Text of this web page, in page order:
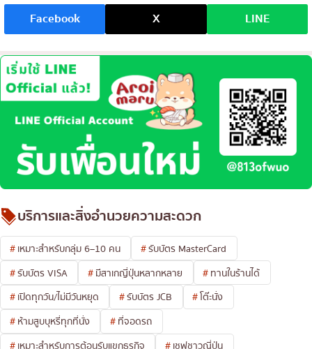
Facebook X LINE
บริการและสิ่งอำนวยความสะดวก
เหมาะสำหรับกลุ่ม 6–10 คน
รับบัตร MasterCard
รับบัตร VISA
มีสาเกญี่ปุ่นหลากหลาย
ทานในร้านได้
เปิดทุกวัน/ไม่มีวันหยุด
รับบัตร JCB
โต๊ะนั่ง
ห้ามสูบบุหรี่ทุกที่นั่ง
ที่จอดรถ